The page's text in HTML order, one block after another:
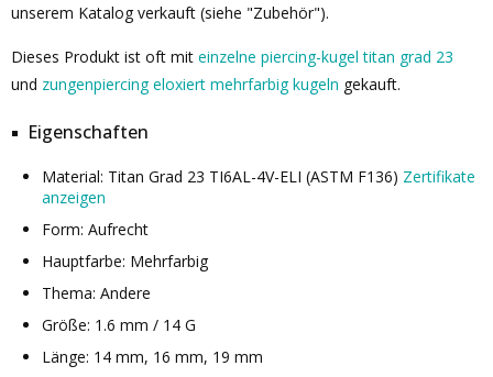
unserem Katalog verkauft (siehe "Zubehör").
Dieses Produkt ist oft mit einzelne piercing-kugel titan grad 23
und zungenpiercing eloxiert mehrfarbig kugeln gekauft.
Eigenschaften
Material: Titan Grad 23 TI6AL-4V-ELI (ASTM F136) Zertifikate
anzeigen
Form: Aufrecht
Hauptfarbe: Mehrfarbig
Thema: Andere
Größe: 1.6 mm / 14 G
Länge: 14 mm, 16 mm, 19 mm